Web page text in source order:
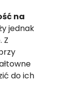
na
jednak
Z
do ich